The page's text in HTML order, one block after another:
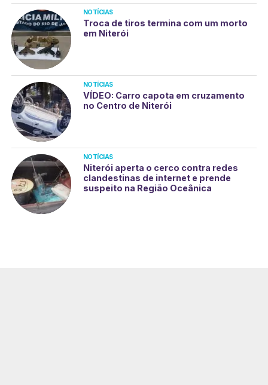
NOTÍCIAS
Troca de tiros termina com um morto
em Niterói
NOTÍCIAS
VÍDEO: Carro capota em cruzamento
no Centro de Niterói
NOTÍCIAS
Niterói aperta o cerco contra redes
clandestinas de internet e prende
suspeito na Região Oceânica